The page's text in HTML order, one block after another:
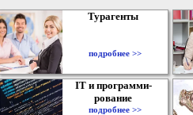
Турагенты
подробнее >>
IT и программи-
рование
подробнее >>